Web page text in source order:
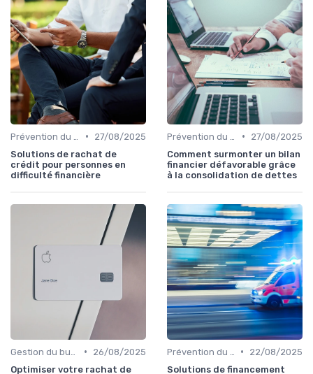
•
27/08/2025
Solutions de rachat de
crédit pour personnes en
difficulté financière
•
27/08/2025
Comment surmonter un bilan
financier défavorable grâce
à la consolidation de dettes
•
26/08/2025
Optimiser votre rachat de
•
22/08/2025
Solutions de financement